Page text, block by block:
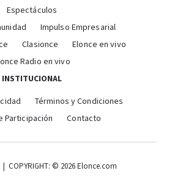
Espectáculos
Impulso Empresarial
Clasionce
Elonce en vivo
Radio en vivo
INSTITUCIONAL
Términos y Condiciones
Participación
Contacto
| COPYRIGHT: © 2026 Elonce.com